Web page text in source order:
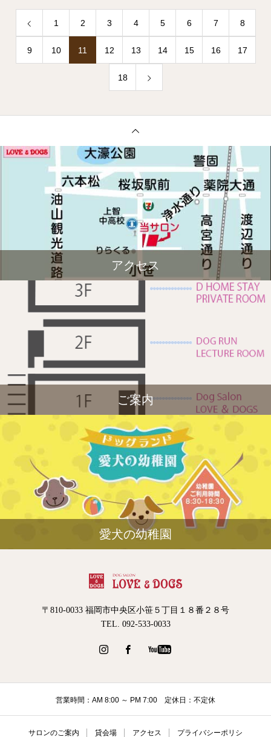
1 2 3 4 5 6 7 8
9 10 11 12 13 14 15 16 17
18
アクセス
ご案内
愛犬の幼稚園
〒810-0033 福岡市中央区小笹５丁目１８番２８号
TEL. 092-533-0033
営業時間：AM 8:00 ～ PM 7:00 定休日：不定休
サロンのご案内 貸会場 アクセス プライバシーポリシ